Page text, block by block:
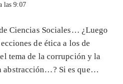
las 9:07
Ciencias Sociales… ¿Luego
de ética a los de
tema de la corrupción y la
abstracción…? Si es que…